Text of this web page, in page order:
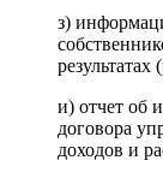
з)
и) отчет об
договора
доходов и